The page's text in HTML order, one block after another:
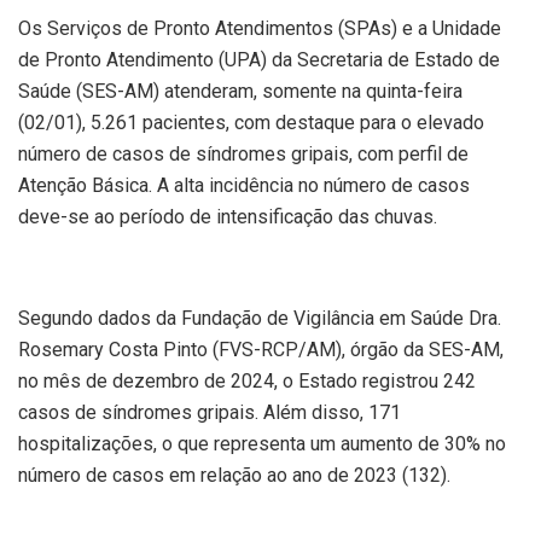
Os Serviços de Pronto Atendimentos (SPAs) e a Unidade
de Pronto Atendimento (UPA) da Secretaria de Estado de
Saúde (SES-AM) atenderam, somente na quinta-feira
(02/01), 5.261 pacientes, com destaque para o elevado
número de casos de síndromes gripais, com perfil de
Atenção Básica. A alta incidência no número de casos
deve-se ao período de intensificação das chuvas.
Segundo dados da Fundação de Vigilância em Saúde Dra.
Rosemary Costa Pinto (FVS-RCP/AM), órgão da SES-AM,
no mês de dezembro de 2024, o Estado registrou 242
casos de síndromes gripais. Além disso, 171
hospitalizações, o que representa um aumento de 30% no
número de casos em relação ao ano de 2023 (132).